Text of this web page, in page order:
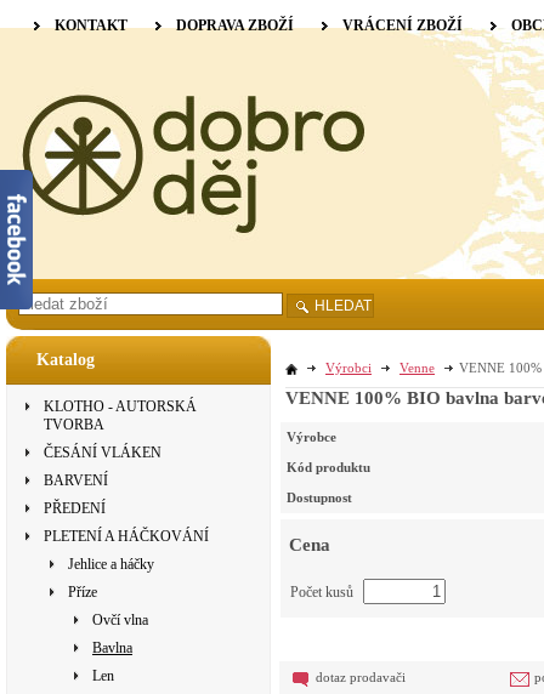
Katalog
KLOTHO - AUTORSKÁ
TVORBA
ČESÁNÍ VLÁKEN
BARVENÍ
PŘEDENÍ
PLETENÍ A HÁČKOVÁNÍ
Jehlice a háčky
Příze
Ovčí vlna
Bavlna
Len
Výrobci Venne VENNE
VENNE 100% BIO bavlna
Výrobce
Kód produktu
Dostupnost
Cena
Počet kusů
dotaz prodavači
KONTAKT DOPRAVA ZBOŽÍ VRÁCENÍ ZBOŽÍ
HLEDAT